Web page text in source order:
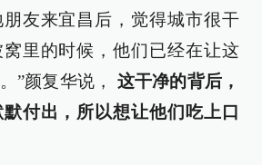
友来宜昌后，觉得城市很干
里的时候，他们已经在让这
”颜复华说，
这干净的背后，
付出，所以想让他们吃上口